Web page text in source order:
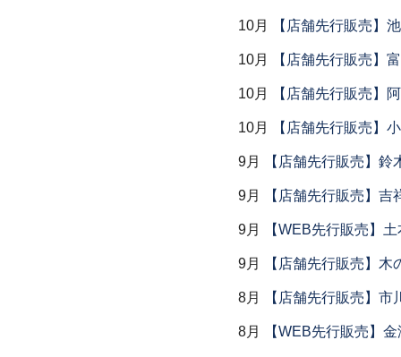
10月 【店舗先行販売】
10月 【店舗先行販売】
10月 【店舗先行販売】
10月 【店舗先行販売】
9月 【店舗先行販売】
9月 【店舗先行販売】吉
9月 【WEB先行販売】
9月 【店舗先行販売】木
8月 【店舗先行販売】
8月 【WEB先行販売】